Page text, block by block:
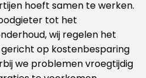
hoeft samen te werken.
tot het
wij regelen het
gericht op kostenbesparing
we problemen vroegtijdig